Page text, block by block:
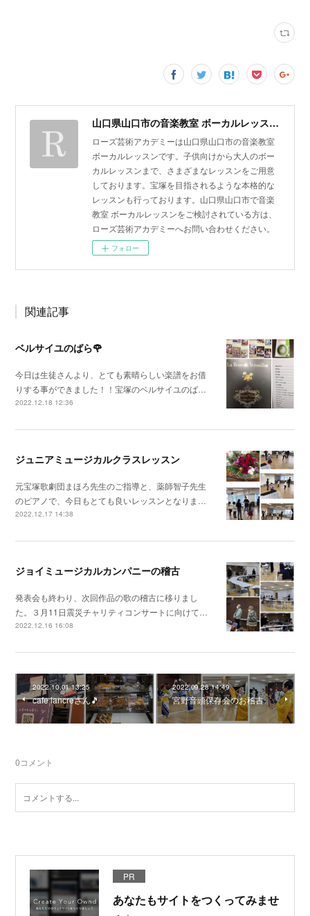
山口県山口市の音楽教室 ボーカルレッスン | ローズ芸術アカデミー
ローズ芸術アカデミーは山口県山口市の音楽教室
ボーカルレッスンです。子供向けから大人のボー
カルレッスンまで、さまざまなレッスンをご用意
しております。宝塚を目指されるような本格的な
レッスンも行っております。山口県山口市で音楽
教室 ボーカルレッスンをご検討されている方は、
ローズ芸術アカデミーへお問い合わせください。
フォロー
関連記事
ベルサイユのばら🌹
今日は生徒さんより、とても素晴らしい楽譜をお借
りする事ができました！！宝塚のベルサイユのば…
2022.12.18 12:36
ジュニアミュージカルクラスレッスン
元宝塚歌劇団まほろ先生のご指導と、薬師智子先生
のピアノで、今日もとても良いレッスンとなりま…
2022.12.17 14:38
ジョイミュージカルカンパニーの稽古
発表会も終わり、次回作品の歌の稽古に移りまし
た。３月11日震災チャリティコンサートに向けて…
2022.12.16 16:08
2022.10.01 13:25
cafe lancreさん🎵
2022.09.28 14:49
宮野音頭保存会のお稽古
0コメント
PR
あなたもサイトをつくってみませ